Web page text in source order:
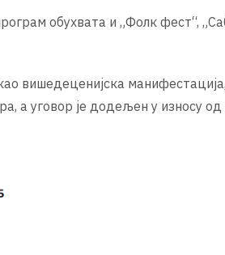
обухвата и „Фолк фест“,
вишедеценијска
а уговор је додељен у износу